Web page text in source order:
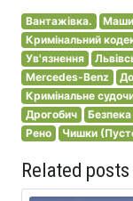
Вантажівка.
Кримінальний
Ув'язнення
Mercedes-Benz
Кримінальне
Дрогобич
Рено
Чишки
Related posts